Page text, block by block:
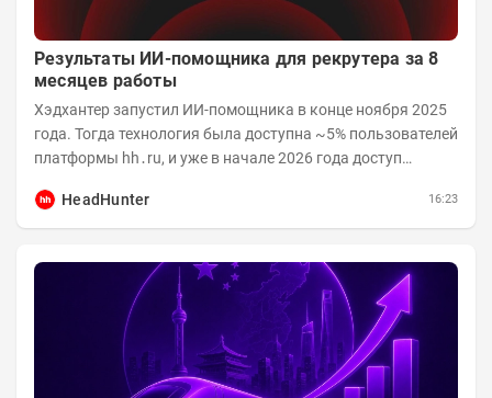
Результаты ИИ-помощника для рекрутера за 8
месяцев работы
Хэдхантер запустил ИИ-помощника в конце ноября 2025
года. Тогда технология была доступна ~5% пользователей
платформы hh․ru, и уже в начале 2026 года доступ
HeadHunter
16:23